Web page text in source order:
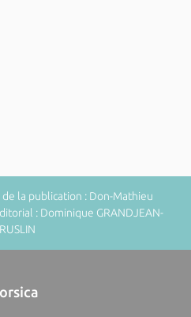
la publication : Don-Mathieu
: Dominique GRANDJEAN-